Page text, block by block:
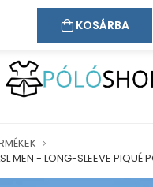
ÜDVÖZÖLJÜK WEBÁRUHÁZUNKBAN!
Kapcsolat
MEN - LONG-SLEEVE PIQUÉ
KOSÁRBA